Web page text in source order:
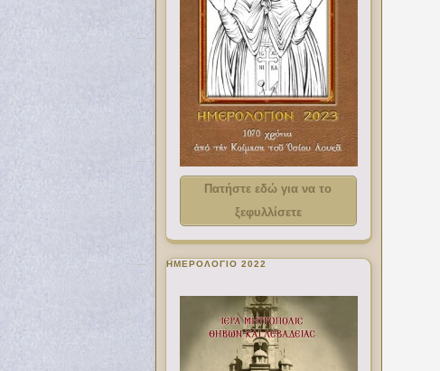
Πατήστε εδώ για να το
ξεφυλλίσετε
ΗΜΕΡΟΛΟΓΙΟ 2022